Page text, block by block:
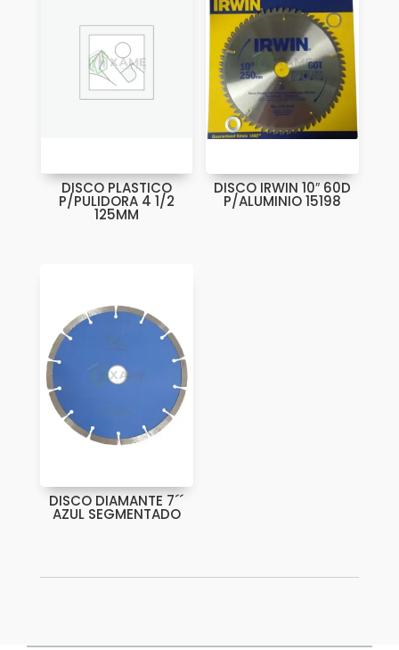
DISCO PLASTICO
P/PULIDORA 4 1/2
125MM
DISCO IRWIN 10″ 60D
P/ALUMINIO 15198
DISCO DIAMANTE 7´´
AZUL SEGMENTADO